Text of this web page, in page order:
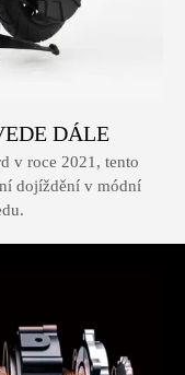
DÁLE
v roce 2021, tento
dojíždění v módní